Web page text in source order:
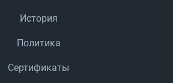
История
Политика
Сертификаты